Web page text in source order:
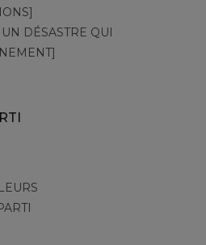
DÉSASTRE QUI